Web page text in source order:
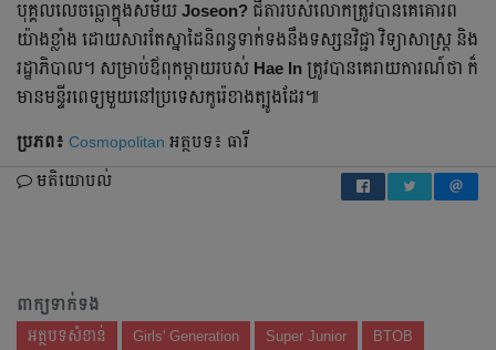
បុគ្គលលេចធ្លោក្នុងសម័យ Joseon? ជីតារបស់លោកត្រូវបានគេគោរព
យ៉ាងខ្លាំង ដោយសារតែស្នាដៃនិពន្ធទាក់ទងនឹងទស្សនវិជ្ជា វិទ្យាសាស្ត្រ និង
រដ្ឋាភិបាល។ សម្រាប់ឪពុកម្តាយរបស់ Hae In ត្រូវបានគេរាយការណ៍ថា ក៏
មានមន្ទីរពេទ្យមួយនៅប្រទេសកូរ៉េខាងត្បូងដែរ៕
ប្រភព៖ Cosmopolitan អត្ថបទ៖ ធារី
មតិយោបល់
ពាក្យទាក់ទង
អត្ថបទសំខាន់ Girls' Generation Super Junior BTOB